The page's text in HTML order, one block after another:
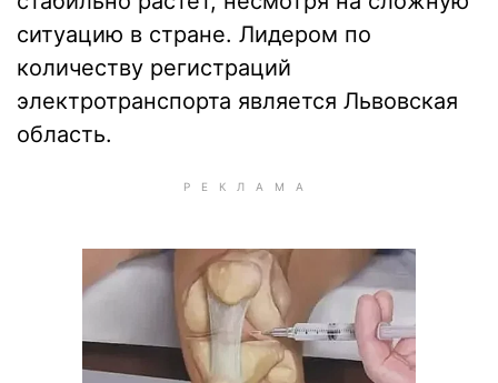
ситуацию в стране. Лидером по
количеству регистраций
электротранспорта является Львовская
область.